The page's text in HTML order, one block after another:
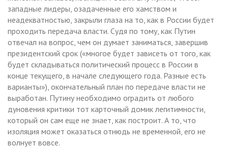
западные лидеры, озадаченные его хамством и
неадекватностью, закрыли глаза на то, как в России будет
проходить передача власти. Судя по тому, как Путин
отвечал на вопрос, чем он думает заниматься, завершив
президентский срок («многое будет зависеть от того, как
будет складываться политический процесс в России в
конце текущего, в начале следующего года. Разные есть
варианты»), окончательный план по передаче власти не
выработан. Путину необходимо оградить от любого
дуновения критики тот карточный домик легитимности,
который он сам еще не знает, как построит. А то, что
изоляция может оказаться отнюдь не временной, его не
волнует вовсе.